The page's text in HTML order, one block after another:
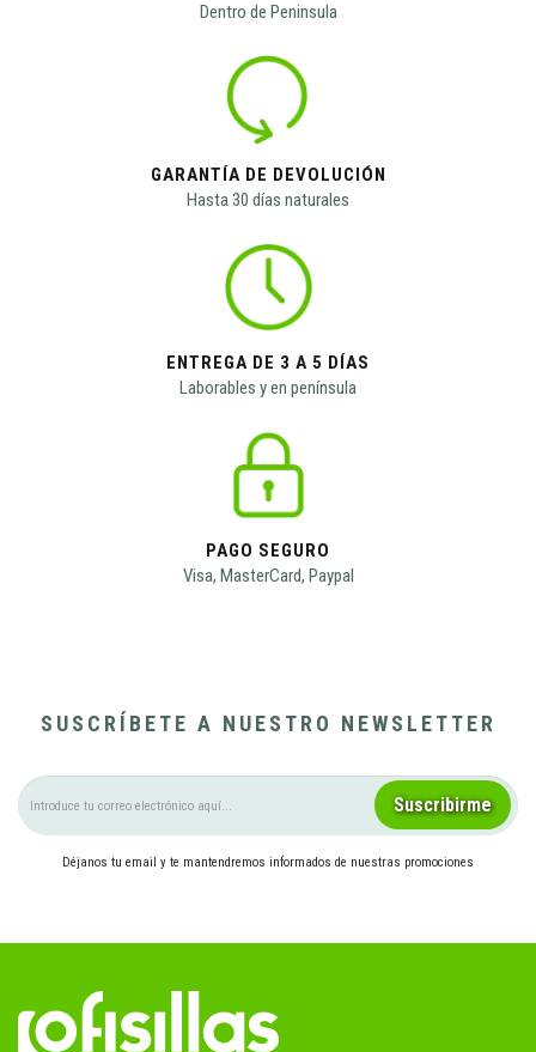
Dentro de Peninsula
GARANTÍA DE DEVOLUCIÓN
Hasta 30 días naturales
ENTREGA DE 3 A 5 DÍAS
Laborables y en península
PAGO SEGURO
Visa, MasterCard, Paypal
SUSCRÍBETE A NUESTRO NEWSLETTER
Suscribirme
Déjanos tu email y te mantendremos informados de nuestras promociones